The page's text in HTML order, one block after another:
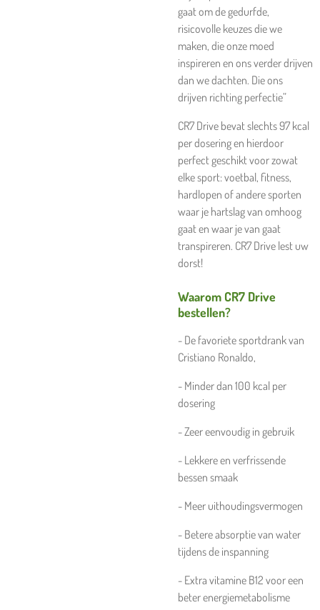
gaat om de gedurfde,
risicovolle keuzes die we
maken, die onze moed
inspireren en ons verder drijven
dan we dachten. Die ons
drijven richting perfectie”
CR7 Drive bevat slechts 97 kcal
per dosering en hierdoor
perfect geschikt voor zowat
elke sport: voetbal, fitness,
hardlopen of andere sporten
waar je hartslag van omhoog
gaat en waar je van gaat
transpireren. CR7 Drive lest uw
dorst!
Waarom CR7 Drive
bestellen?
- De favoriete sportdrank van
Cristiano Ronaldo,
- Minder dan 100 kcal per
dosering
- Zeer eenvoudig in gebruik
- Lekkere en verfrissende
bessen smaak
- Meer uithoudingsvermogen
- Betere absorptie van water
tijdens de inspanning
- Extra vitamine B12 voor een
beter energiemetabolisme